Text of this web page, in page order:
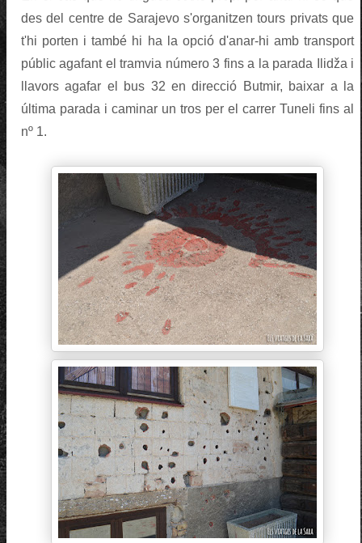
des del centre de Sarajevo s'organitzen tours privats que
t'hi porten i també hi ha la opció d'anar-hi amb transport
públic agafant el tramvia número 3 fins a la parada Ilidža i
llavors agafar el bus 32 en direcció Butmir, baixar a la
última parada i caminar un tros per el carrer Tuneli fins al
nº 1.